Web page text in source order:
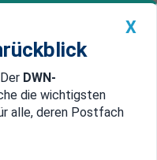
Geldanlage Premium
China
X
DWN-
die wichtigsten
alle, deren Postfach